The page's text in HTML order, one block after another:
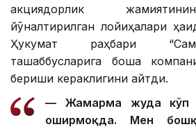
акциядорлик
йўналтирилган лойиҳалари
Ҳукумат раҳбари
ташаббусларига бошқа
бериши кераклигини айтди.
— Жамғарма жуда кўп
оширмоқда. Мен